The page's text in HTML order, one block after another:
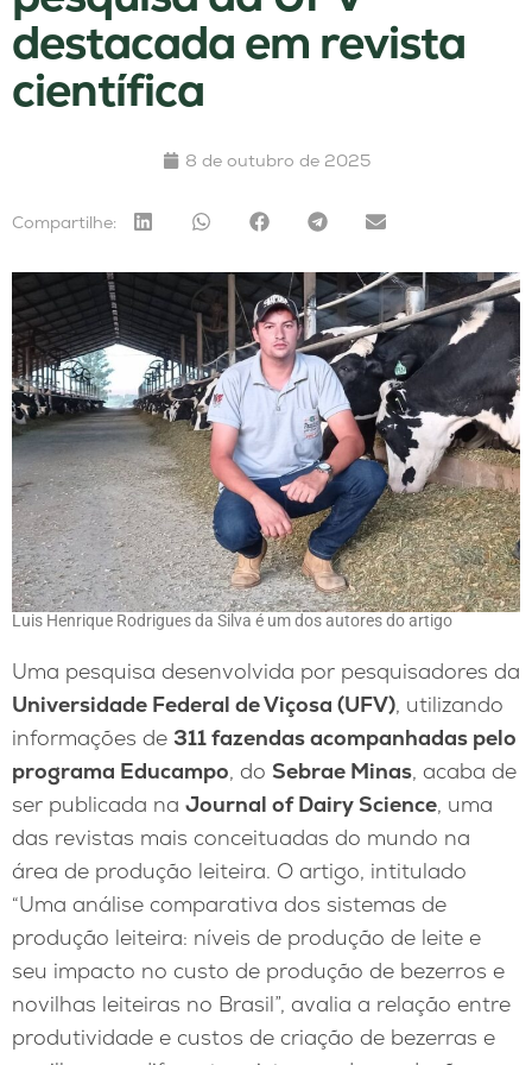
destacada em revista
científica
8 de outubro de 2025
Compartilhe:
Luis Henrique Rodrigues da Silva é um dos autores do artigo
Uma pesquisa desenvolvida por pesquisadores da
Universidade Federal de Viçosa (UFV), utilizando
informações de 311 fazendas acompanhadas pelo
programa Educampo, do Sebrae Minas, acaba de
ser publicada na Journal of Dairy Science, uma
das revistas mais conceituadas do mundo na
área de produção leiteira. O artigo, intitulado
“Uma análise comparativa dos sistemas de
produção leiteira: níveis de produção de leite e
seu impacto no custo de produção de bezerros e
novilhas leiteiras no Brasil”, avalia a relação entre
produtividade e custos de criação de bezerras e